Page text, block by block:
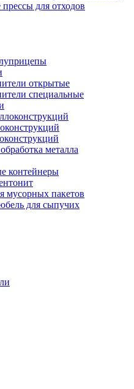
для отходов
открытые
специальные
металла
контейнеры
мусорных пакетов
для сыпучих